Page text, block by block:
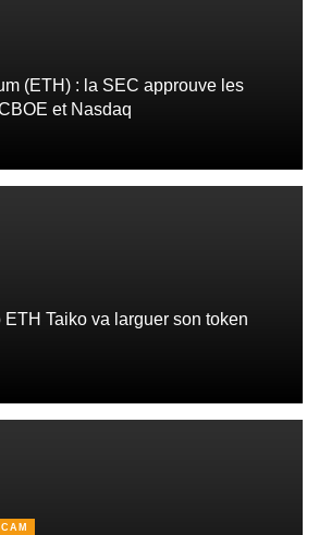
(ETH) : la SEC approuve les
et Nasdaq
Taiko va larguer son token